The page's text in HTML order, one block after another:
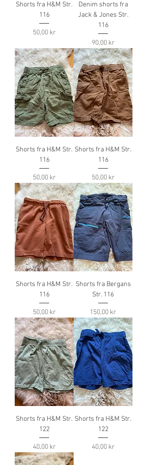
Shorts fra H&M Str.
116
Pris
50,00 kr
Denim shorts fra
Jack & Jones Str.
116
Pris
90,00 kr
Shorts fra H&M Str.
116
Pris
50,00 kr
Shorts fra H&M Str.
116
Pris
50,00 kr
Shorts fra H&M Str.
116
Pris
50,00 kr
Shorts fra Bergans
Str. 116
Pris
150,00 kr
Shorts fra H&M Str.
122
Pris
40,00 kr
Shorts fra H&M Str.
122
Pris
40,00 kr